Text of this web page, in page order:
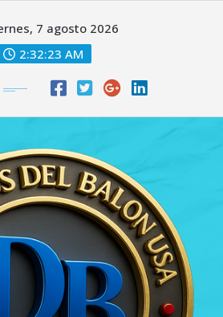
7 agosto 2026
2:32:24 AM